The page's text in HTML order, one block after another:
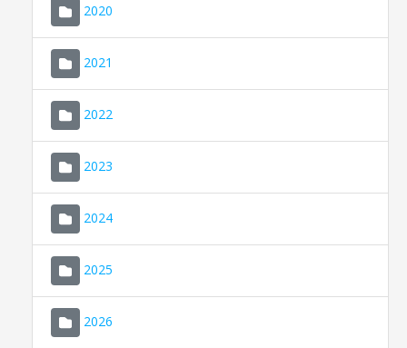
2020
2021
2022
2023
2024
2025
2026